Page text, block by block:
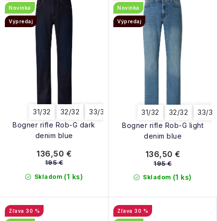
Bogner rifle Rob-G dark
denim blue
Novinka
Výpredaj
31/32 32/32 33/32 36/32
Skladom (1 ks)
136,50 €
195 €
Bogner rifle Rob-G light
denim blue
Novinka
Výpredaj
31/32 32/32 33/32
Skladom (1 ks)
136,50 €
195 €
30 % 30 %